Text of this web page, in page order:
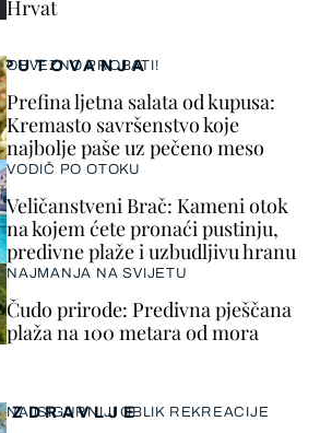
Hrvat
ZDRAVLJE
NAJSIGURNIJI OBLIK REKREACIJE
PUTOVANJA
OBVEZNO PROBATI!
Prefina ljetna salata od kupusa:
Kremasto savršenstvo koje
najbolje paše uz pečeno meso
VODIČ PO OTOKU
Veličanstveni Brač: Kameni otok
na kojem ćete pronaći pustinju,
predivne plaže i uzbudljivu hranu
NAJMANJA NA SVIJETU
Čudo prirode: Predivna pješčana
plaža na 100 metara od mora